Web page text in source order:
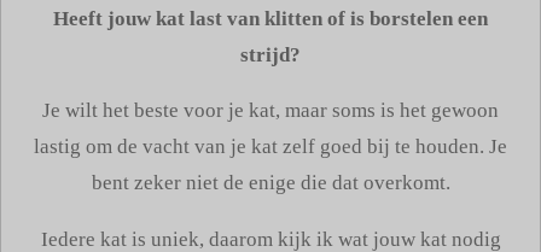
Heeft jouw kat last van klitten of is borstelen een
strijd?
Je wilt het beste voor je kat, maar soms is het gewoon
lastig om de vacht van je kat zelf goed bij te houden. Je
bent zeker niet de enige die dat overkomt.
Iedere kat is uniek, daarom kijk ik wat jouw kat nodig